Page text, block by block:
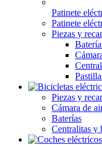
Patinete
Patinete
Piezas y
Piezas y
Cámara de
Baterías
Centralitas y